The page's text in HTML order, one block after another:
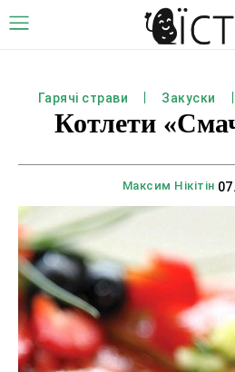
Гарячі страви Закуски
Котлети
Максим Нікітін